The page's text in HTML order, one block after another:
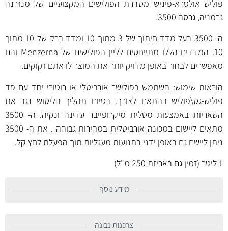
פוליש אולטרא-פיניש מסדרת הפולישים המקצועיים של מנזרנה
גרמניה, גרסה 3500.
ה- 3500 בעל מדד-חיתוך של 3 מתוך 10 ומדד-ברק של 10 מתוך
10. המדדים הללו מתייחסים לליין הפולישים של Menzerna והם
מאפשרים לבחור באופן מדויק יותר את המוצר לו אתם זקוקים.
הוראות שימוש: השתמש בפולישר אורביטלי או רוטורי יחד עם פד
פוליש-גס\פוליש בהתאם לצורך. בסיום תהליך הליטוש נגב את
השאריות באמצעות מטלית מיקרופייבר עדינה ונקיה. ה- 3500
מתאים ליישום במכונה אורביטלית במהירות גבוהה . את ה- 3500
ניתן ליישם גם באופן ידני בתנועות מעגליות תוך הפעלת לחץ קל.
1 ליטר (זמין גם באריזת 250 מ"ל)
מידע נוסף
צרכנות נבונה